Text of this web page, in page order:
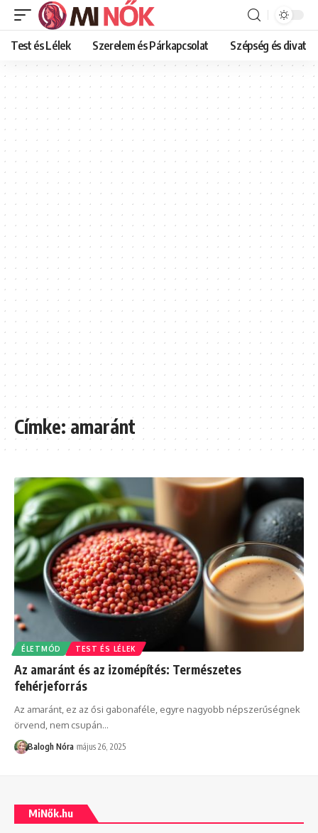
Test és Lélek Szerelem és Párkapcsolat Szépség és divat
Címke:amaránt
ÉLETMÓD TEST ÉS LÉLEK
Az amaránt és az izomépítés: Természetes
fehérjeforrás
Az amaránt, ez az ősi gabonaféle, egyre nagyobb népszerűségnek
örvend, nem csupán…
Balogh Nóra május 26, 2025
MiNők.hu